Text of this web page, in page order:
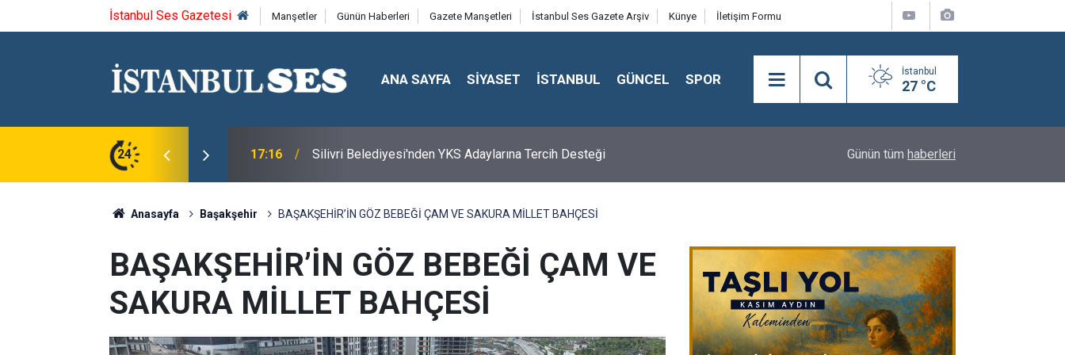
İstanbul Ses Gazetesi Manşetler Günün Haberleri Gazete Manşetleri İstanbul Ses Gazete Arşiv Künye İletişim Formu
ANA SAYFA SİYASET İSTANBUL GÜNCEL SPOR İstanbul
27 °C
24 17:16 Silivri Belediyesi'nden YKS Adaylarına Tercih Desteği BEYLİKDÜZÜ’NDE YAZ SPOR KURSLARI TÜM
Günün tüm haberleri
Anasayfa Başakşehir BAŞAKŞEHİR’İN GÖZ BEBEĞİ ÇAM VE SAKURA MİLLET BAHÇESİ
BAŞAKŞEHİR’İN GÖZ BEBEĞİ ÇAM VE
SAKURA MİLLET BAHÇESİ